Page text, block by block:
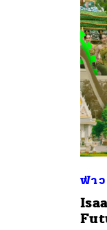
ฟ่า